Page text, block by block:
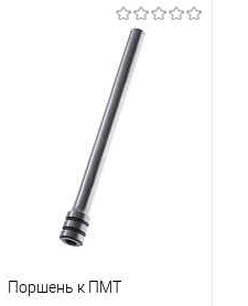
В корзину
К сравнению
В избранное
В наличии
Поршень к ПМТ